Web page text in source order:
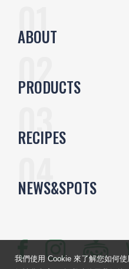
ABOUT
PRODUCTS
RECIPES
NEWS&SPOTS
我們使用 Cookie 來了解您如何